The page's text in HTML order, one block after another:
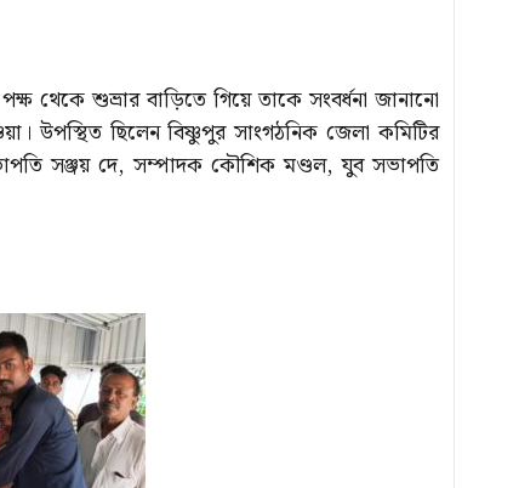
থেকে শুভ্রার বাড়িতে গিয়ে তাকে সংবর্ধনা জানানো
উপস্থিত ছিলেন বিষ্ণুপুর সাংগঠনিক জেলা কমিটির
সঞ্জয় দে, সম্পাদক কৌশিক মণ্ডল, যুব সভাপতি